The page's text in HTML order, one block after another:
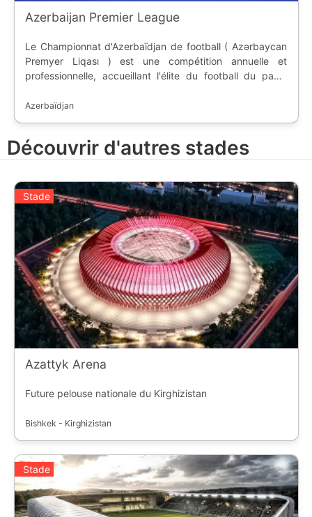
Azerbaijan Premier League
Le Championnat d'Azerbaïdjan de football ( Azərbaycan
Premyer Liqası ) est une compétition annuelle et
professionnelle, accueillant l'élite du football du pays,
régulière peuvent prendre les places européennes, alors
champions.
Azerbaïdjan
Découvrir d'autres stades
Stade
Azattyk Arena
Future pelouse nationale du Kirghizistan
Bishkek - Kirghizistan
Stade